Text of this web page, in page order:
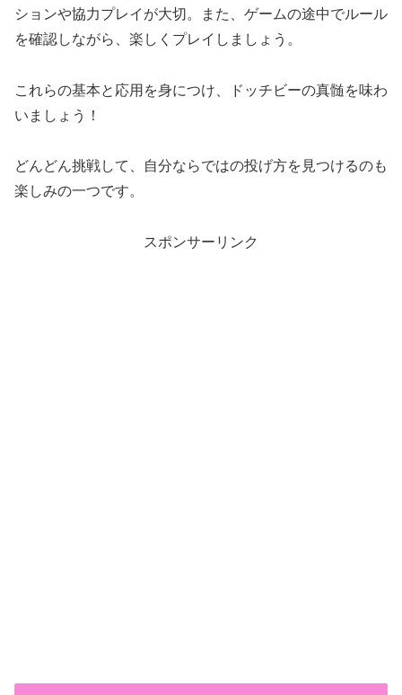
ションや協力プレイが大切。また、ゲームの途中でルール
を確認しながら、楽しくプレイしましょう。
これらの基本と応用を身につけ、ドッチビーの真髄を味わ
いましょう！
どんどん挑戦して、自分ならではの投げ方を見つけるのも
楽しみの一つです。
スポンサーリンク